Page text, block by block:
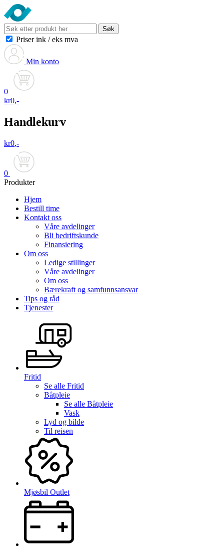
Søk
Priser ink / eks mva
Min konto
0
kr0,-
Handlekurv
kr0,-
0
Produkter
Hjem
Bestill time
Kontakt oss
Våre avdelinger
Bli bedriftskunde
Finansiering
Om oss
Ledige stillinger
Våre avdelinger
Om oss
Bærekraft og samfunnsansvar
Tips og råd
Tjenester
Fritid
Se alle Fritid
Båtpleie
Se alle Båtpleie
Vask
Lyd og bilde
Til reisen
Mjøsbil Outlet